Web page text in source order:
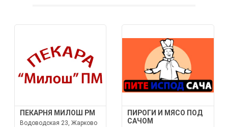
ПЕКАРНЯ МИЛОШ PM
Водоводская 23, Жарково
ПИРОГИ И МЯСО ПОД
САЧОМ